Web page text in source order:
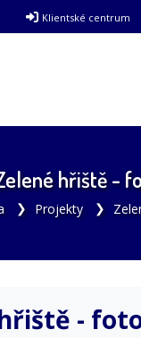
Klientské centrum
hřiště -
Projekty
-